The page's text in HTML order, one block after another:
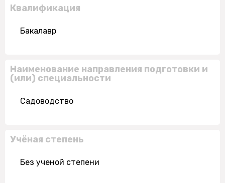
Квалификация
Бакалавр
Наименование направления подготовки и
(или) специальности
Садоводство
Учёная степень
Без ученой степени